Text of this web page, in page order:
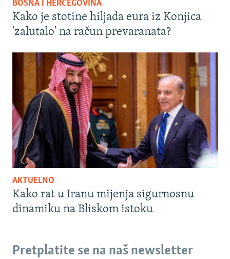
BOSNA I HERCEGOVINA
Kako je stotine hiljada eura iz Konjica
'zalutalo' na račun prevaranata?
AKTUELNO
Kako rat u Iranu mijenja sigurnosnu
dinamiku na Bliskom istoku
Pretplatite se na naš newsletter